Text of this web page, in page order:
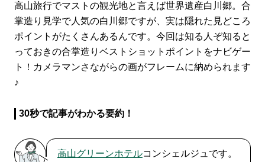
高山旅行でマストの観光地と言えば世界遺産白川郷。合
掌造り見学で人気の白川郷ですが、実は隠れた見どころ
ポイントがたくさんあるんです。今回は知る人ぞ知ると
っておきの合掌造りベストショットポイントをナビゲー
ト！カメラマンさながらの画がフレームに納められます
♪
30秒で記事がわかる要約！
高山グリーンホテルコンシェルジュです。